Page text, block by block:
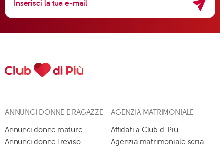
ANNUNCI DONNE E RAGAZZE
Annunci donne mature
Annunci donne Treviso
AGENZIA MATRIMONIALE
Affidati a Club di Più
Agenzia matrimoniale seria